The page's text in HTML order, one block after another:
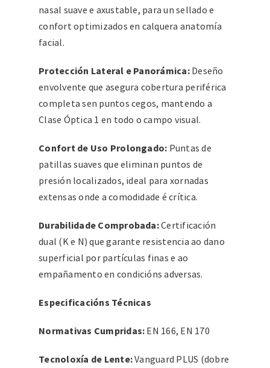
nasal suave e axustable, para un sellado e
confort optimizados en calquera anatomía
facial.
Protección Lateral e Panorámica:Deseño
envolvente que asegura cobertura periférica
completa sen puntos cegos, mantendo a
Clase Óptica 1 en todo o campo visual.
Confort de Uso Prolongado: Puntas de
patillas suaves que eliminan puntos de
presión localizados, ideal para xornadas
extensas onde a comodidade é crítica.
Durabilidade Comprobada:Certificación
dual (K e N) que garante resistencia ao dano
superficial por partículas finas e ao
empañamento en condicións adversas.
Especificacións Técnicas
Normativas Cumpridas: EN 166, EN 170
Tecnoloxía de Lente:Vanguard PLUS (dobre